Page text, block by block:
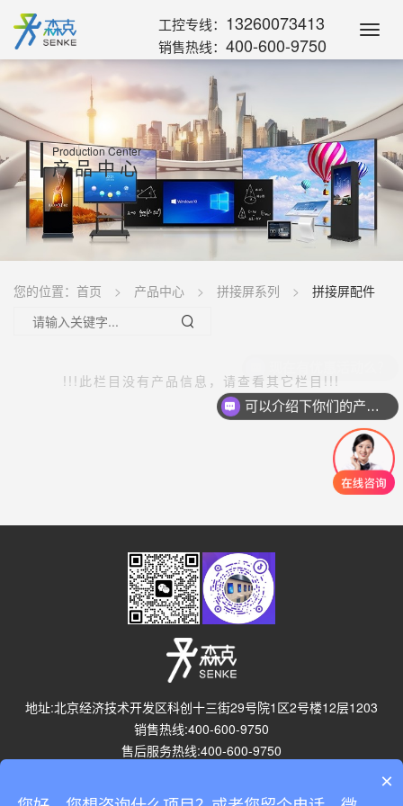
工控专线： 13260073413
销售热线： 400-600-9750
Production Center
产品中心
您的位置： 首页 产品中心 拼接屏系列 拼接屏配件
!!!此栏目没有产品信息，请查看其它栏目!!!
地址:北京经济技术开发区科创十三街29号院1区2号楼12层1203
销售热线:400-600-9750
售后服务热线:400-600-9750
可以介绍下你们的产品么？
×